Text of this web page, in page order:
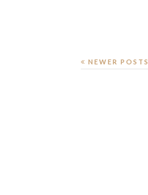
NEWER POSTS